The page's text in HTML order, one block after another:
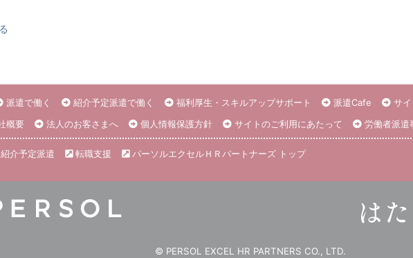
派遣で働く 紹介予定派遣で働く 福利厚生・スキルアップサポート 派遣Cafe サ
概要 法人のお客さまへ 個人情報保護方針 サイトのご利用にあたって 労働者派遣
介予定派遣 転職支援 パーソルエクセルＨＲパートナーズ トップ
© PERSOL EXCEL HR PARTNERS CO., LTD.